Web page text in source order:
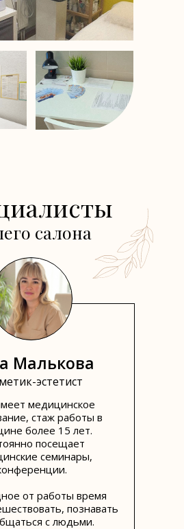
медицинское
стаж работы в
более 15 лет.
посещает
семинары,
от работы время
познавать
с людьми.
Малькова
эстетист
салона